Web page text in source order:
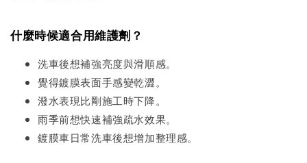
什麼時候適合用維護劑？
洗車後想補強亮度與滑順感。
覺得鍍膜表面手感變乾澀。
潑水表現比剛施工時下降。
雨季前想快速補強疏水效果。
鍍膜車日常洗車後想增加整理感。